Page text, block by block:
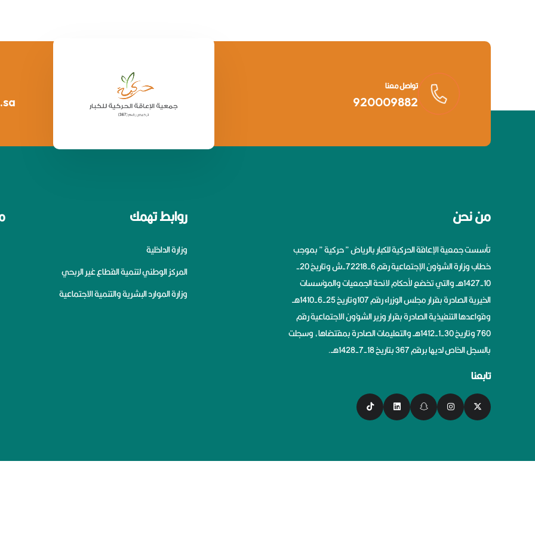
تواصل معنا
920009882
من نحن
تأسست جمعية الإعاقة الحركية للكبار بالرياض ” حركية ” بموجب
خطاب وزارة الشؤون الإجتماعية رقم 6-72218-ش وتاريخ 20-
10-1427هــ والتي تخضع لأحكام لائحة الجمعيات والمؤسسات
الخيرية الصادرة بقرار مجلس الوزراء رقم 107وتاريخ 25-6-1410هــ
وقواعدها التنفيذية الصادرة بقرار وزير الشؤون الاجتماعية رقم
760 وتاريخ 30-1-1412هــ والتعليمات الصادرة بمقتضاها، وسجلت
بالسجل الخاص لديها برقم 367 بتاريخ 18-7-1428هــ.
تابعنا
روابط تهمك
وزارة الداخلية
المركز الوطني لتنمية القطاع غير الربحي
وزارة الموارد البشرية والتنمية الاجتماعية